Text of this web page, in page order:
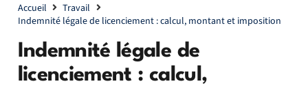
Accueil
Travail
Indemnité légale de licenciement : calcul, montant et imposition
Indemnité légale de
licenciement : calcul,